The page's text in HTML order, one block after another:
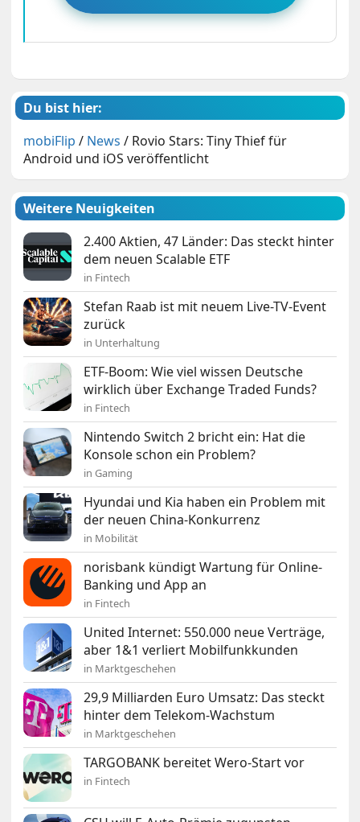
Du bist hier:
mobiFlip / News / Rovio Stars: Tiny Thief für
Android und iOS veröffentlicht
Weitere Neuigkeiten
2.400 Aktien, 47 Länder: Das steckt hinter
dem neuen Scalable ETF
in Fintech
Stefan Raab ist mit neuem Live-TV-Event
zurück
in Unterhaltung
ETF-Boom: Wie viel wissen Deutsche
wirklich über Exchange Traded Funds?
in Fintech
Nintendo Switch 2 bricht ein: Hat die
Konsole schon ein Problem?
in Gaming
Hyundai und Kia haben ein Problem mit
der neuen China-Konkurrenz
in Mobilität
norisbank kündigt Wartung für Online-
Banking und App an
in Fintech
United Internet: 550.000 neue Verträge,
aber 1&1 verliert Mobilfunkkunden
in Marktgeschehen
29,9 Milliarden Euro Umsatz: Das steckt
hinter dem Telekom-Wachstum
in Marktgeschehen
TARGOBANK bereitet Wero-Start vor
in Fintech